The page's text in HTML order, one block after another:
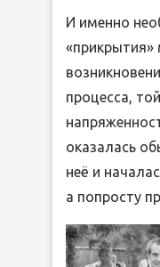
И именно
процесса,
оказалась
неё и
а попросту